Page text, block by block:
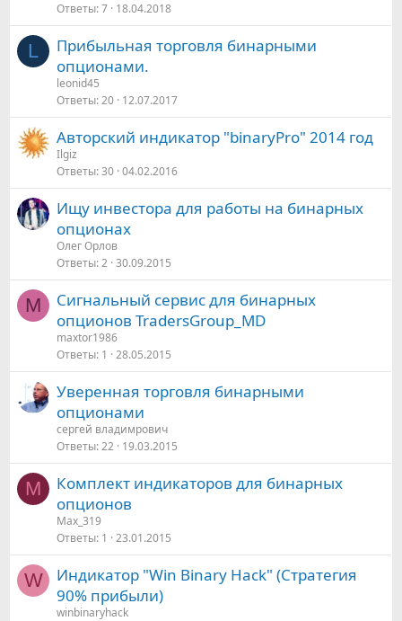
Ответы 7 18.04.2018
L
Прибыльная торговля бинарными
опционами.
leonid45
Ответы 20 12.07.2017
Авторский индикатор "binaryPro" 2014 год
Ilgiz
Ответы 30 04.02.2016
Ищу инвестора для работы на бинарных
опционах
Олег Орлов
Ответы 2 30.09.2015
M
Сигнальный сервис для бинарных
опционов TradersGroup_MD
maxtor1986
Ответы 1 28.05.2015
Уверенная торговля бинарными
опционами
сергей владимрович
Ответы 22 19.03.2015
M
Комплект индикаторов для бинарных
опционов
Max_319
Ответы 1 23.01.2015
W
Индикатор "Win Binary Hack" (Стратегия
90% прибыли)
winbinaryhack